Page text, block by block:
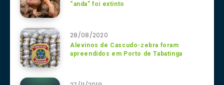
“anda” foi extinto
28/08/2020
Alevinos de Cascudo-zebra foram
apreendidos em Porto de Tabatinga